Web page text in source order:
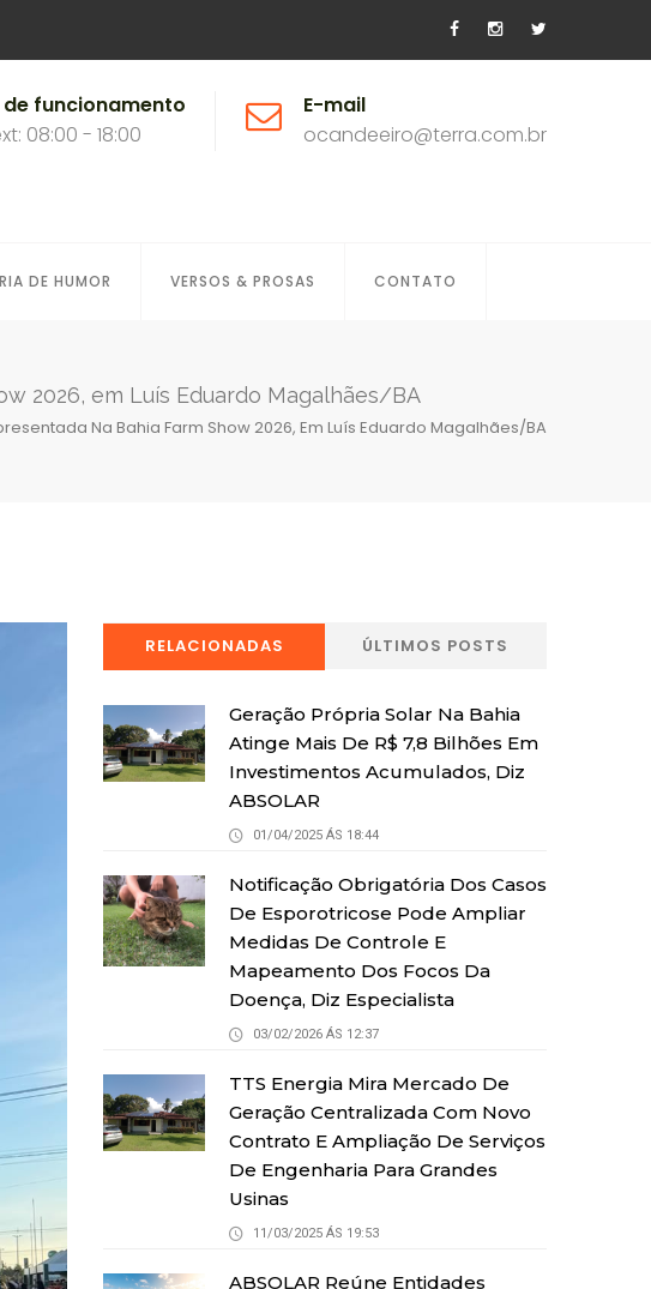
funcionamento
08:00 - 18:00
E-mail
ocandeeiro@terra.com.br
DE HUMOR VERSOS & PROSAS CONTATO
2026, em Luís Eduardo Magalhães/BA
Na Bahia Farm Show 2026, Em Luís Eduardo Magalhães/BA
RELACIONADAS ÚLTIMOS POSTS
Geração Própria Solar Na Bahia
Atinge Mais De R$ 7,8 Bilhões Em
Investimentos Acumulados, Diz
ABSOLAR
01/04/2025 ÁS 18:44
Notificação Obrigatória Dos Casos
De Esporotricose Pode Ampliar
Medidas De Controle E
Mapeamento Dos Focos Da
Doença, Diz Especialista
03/02/2026 ÁS 12:37
TTS Energia Mira Mercado De
Geração Centralizada Com Novo
Contrato E Ampliação De Serviços
De Engenharia Para Grandes
Usinas
11/03/2025 ÁS 19:53
ABSOLAR Reúne Entidades